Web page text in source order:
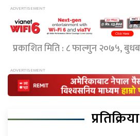
प्रकाशित मिति : ८ फाल्गुन २०७५,
प्रतिक्रिया